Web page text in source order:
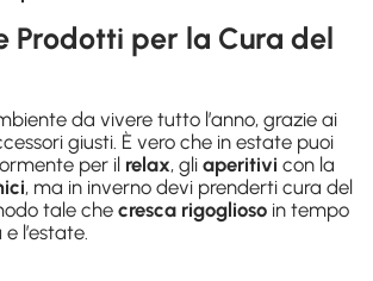
Prodotti per la Cura del
da vivere tutto l’anno, grazie ai
giusti. È vero che in estate puoi
per il relax, gliaperitivi con la
, ma in inverno devi prenderti cura del
tale checresca rigoglioso in tempo
l’estate.